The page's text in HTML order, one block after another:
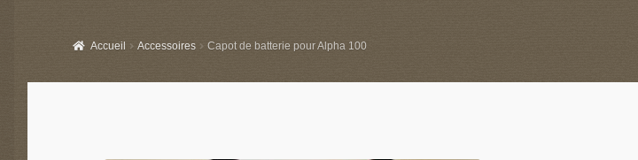
Accueil Accessoires Capot de batterie pour Alpha 100